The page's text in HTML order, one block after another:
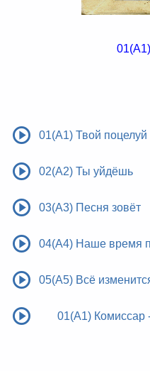
01(A1) Твой
02(A2) Ты уйдёшь
03(A3) Песня зовёт
04(A4) Наше время
05(A5) Всё
01(А1)